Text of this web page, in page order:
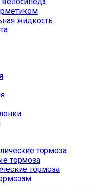
жидкость
тормоза
тормоза
тормоза